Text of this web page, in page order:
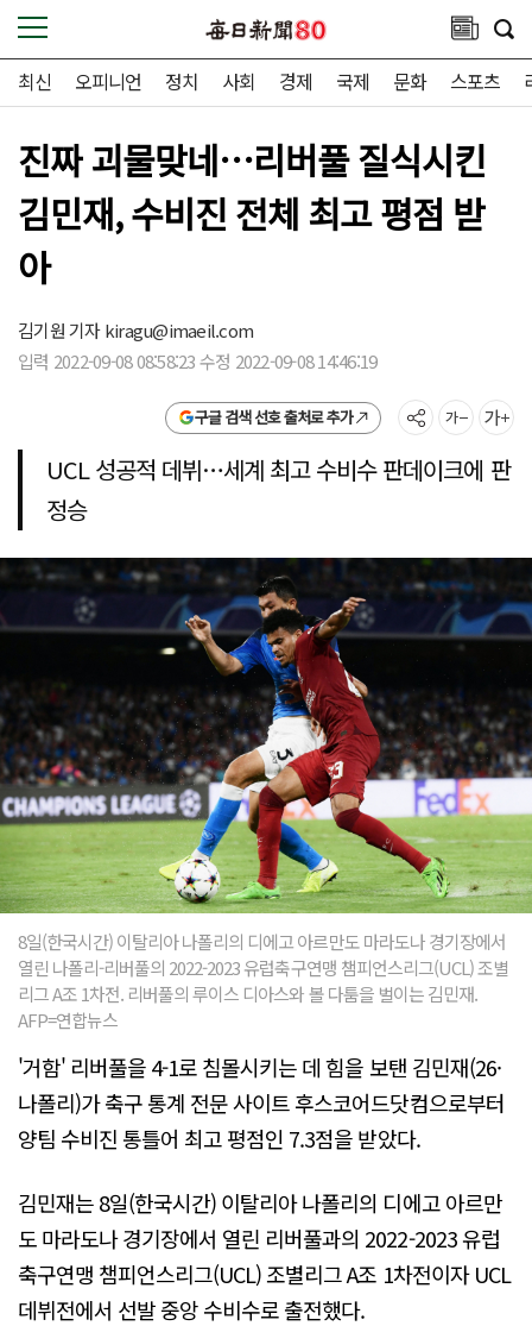
최신 오피니언 정치 사회 경제 국제 문화 스포츠
진짜 괴물맞네…리버풀 질식시킨
김민재, 수비진 전체 최고 평점 받
아
김기원 기자kiragu@imaeil.com
입력 2022-09-08 08:58:23 수정 2022-09-08 14:46:19
구글 검색 선호 출처로 추가
UCL 성공적 데뷔…세계 최고 수비수 판데이크에 판
정승
8일(한국시간) 이탈리아 나폴리의 디에고 아르만도 마라도나 경기장에서
열린 나폴리-리버풀의 2022-2023 유럽축구연맹 챔피언스리그(UCL) 조별
리그 A조 1차전. 리버풀의 루이스 디아스와 볼 다툼을 벌이는 김민재.
AFP=연합뉴스
'거함' 리버풀을 4-1로 침몰시키는 데 힘을 보탠 김민재(26·
나폴리)가 축구 통계 전문 사이트 후스코어드닷컴으로부터
양팀 수비진 통틀어 최고 평점인 7.3점을 받았다.
김민재는 8일(한국시간) 이탈리아 나폴리의 디에고 아르만
도 마라도나 경기장에서 열린 리버풀과의 2022-2023 유럽
축구연맹 챔피언스리그(UCL) 조별리그 A조 1차전이자 UCL
데뷔전에서 선발 중앙 수비수로 출전했다.